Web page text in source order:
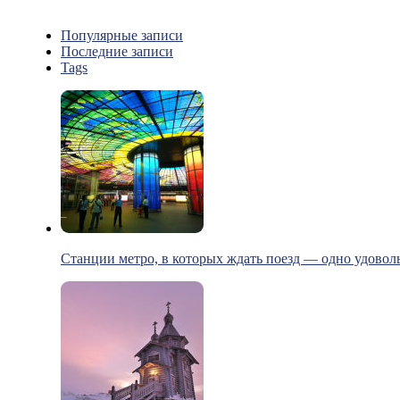
Популярные записи
Последние записи
Tags
Станции метро, в которых ждать поезд — одно